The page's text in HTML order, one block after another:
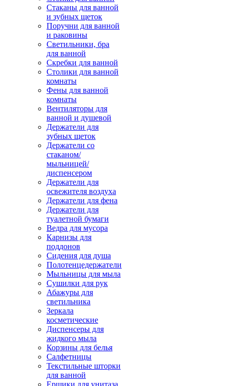
Стаканы для ванной
и зубных щеток
Поручни для ванной
и раковины
Светильники, бра
для ванной
Скребки для ванной
Столики для ванной
комнаты
Фены для ванной
комнаты
Вентиляторы для
ванной и душевой
Держатели для
зубных щеток
Держатели со
стаканом/
мыльницей/
диспенсером
Держатели для
освежителя воздуха
Держатели для фена
Держатели для
туалетной бумаги
Ведра для мусора
Карнизы для
поддонов
Сидения для душа
Полотенцедержатели
Мыльницы для мыла
Сушилки для рук
Абажуры для
светильника
Зеркала
косметические
Диспенсеры для
жидкого мыла
Корзины для белья
Салфетницы
Текстильные шторки
для ванной
Ершики для унитаза